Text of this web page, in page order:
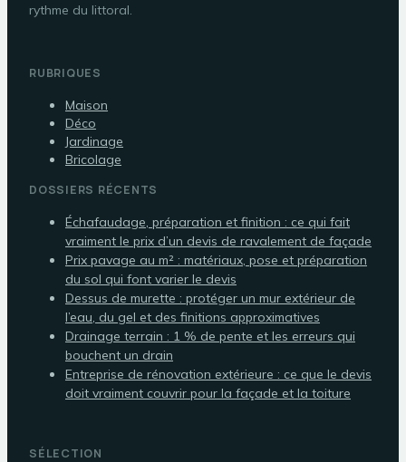
rythme du littoral.
RUBRIQUES
Maison
Déco
Jardinage
Bricolage
DOSSIERS RÉCENTS
Échafaudage, préparation et finition : ce qui fait
vraiment le prix d’un devis de ravalement de façade
Prix pavage au m² : matériaux, pose et préparation
du sol qui font varier le devis
Dessus de murette : protéger un mur extérieur de
l’eau, du gel et des finitions approximatives
Drainage terrain : 1 % de pente et les erreurs qui
bouchent un drain
Entreprise de rénovation extérieure : ce que le devis
doit vraiment couvrir pour la façade et la toiture
SÉLECTION